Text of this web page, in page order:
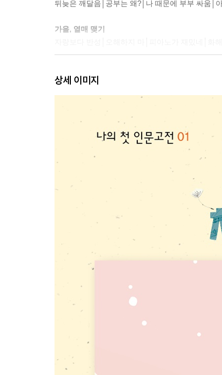
뒤늦은 깨달음│공부는 왜?│나 때문에 부부 싸움│
가을, 열매 맺기
귤 익는 계절│눈 속을 걸으며
상세 이미지